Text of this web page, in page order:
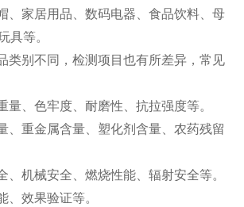
、家居用品、数码电器、食品饮料、母
具等。
类别不同，检测项目也有所差异，常见
、色牢度、耐磨性、抗拉强度等。
、重金属含量、塑化剂含量、农药残留
机械安全、燃烧性能、辐射安全等。
效果验证等。